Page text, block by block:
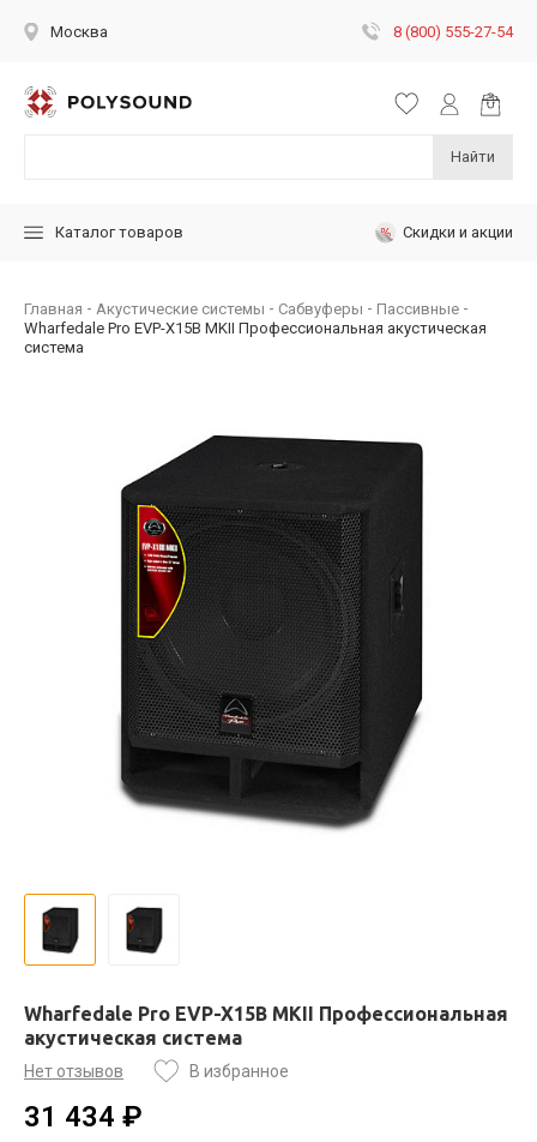
Москва 8 (800) 555-27-54
Найти
Каталог товаров Скидки и акции
Главная Акустические системы Сабвуферы
Пассивные
Wharfedale Pro EVP-X15B MKII Профессиональная акустическая
система
Wharfedale Pro EVP-X15B MKII Профессиональная
акустическая система
Нет отзывов В избранное
31 434 ₽